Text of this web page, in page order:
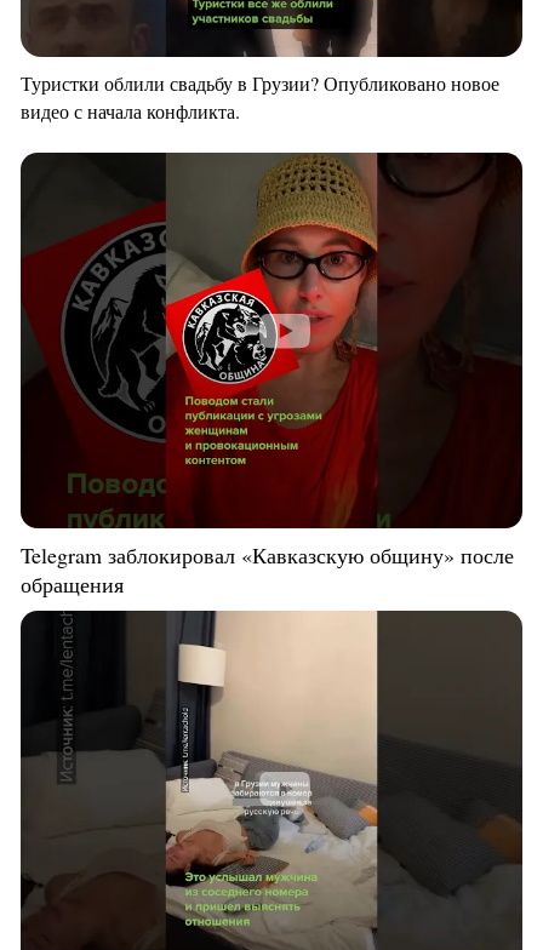
Туристки облили свадьбу в Грузии? Опубликовано новое
видео с начала конфликта.
Telegram заблокировал «Кавказскую общину» после
обращения